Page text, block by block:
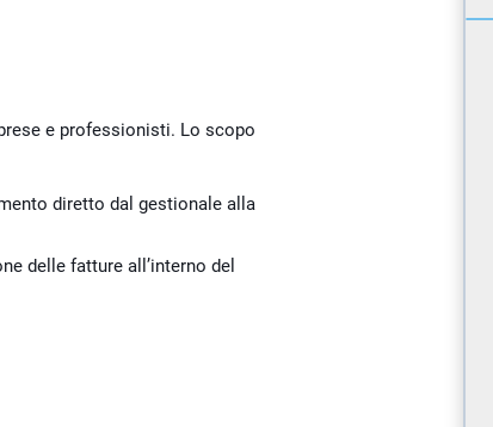
e professionisti. Lo scopo
diretto dal gestionale alla
delle fatture all’interno del